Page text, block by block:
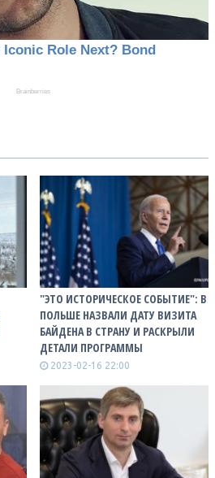
"ЭТО ИСТОРИЧЕСКОЕ СОБЫТИЕ": В
ПОЛЬШЕ НАЗВАЛИ ДАТУ ВИЗИТА
БАЙДЕНА В СТРАНУ И РАСКРЫЛИ
ДЕТАЛИ ПРОГРАММЫ
2023-02-16 22:00